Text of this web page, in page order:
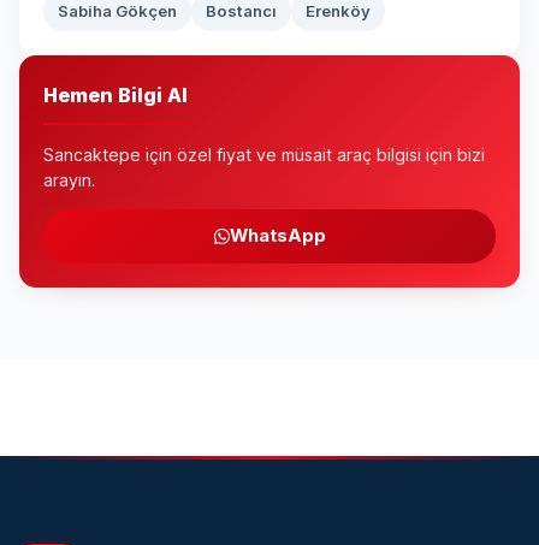
Sabiha Gökçen Bostancı Erenköy
Hemen Bilgi Al
Sancaktepe için özel fiyat ve müsait araç bilgisi için bizi
arayın.
WhatsApp